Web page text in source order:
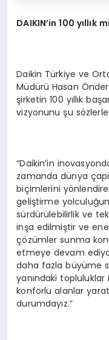
DAIKIN’in 100 yıllık
Daikin Türkiye ve
Müdürü Hasan
şirketin 100 yıllık
vizyonunu şu
“Daikin’in
zamanda dünya
biçimlerini
geliştirme
sürdürülebilirlik ve
inşa edilmiştir ve
çözümler sunma
etmeye devam
daha fazla büyüme
yanındaki topluluklar
konforlu alanlar
durumdayız.”